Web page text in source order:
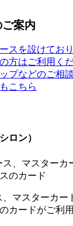
案内
スを設けており
方はご利用くだ
プなどのご相
こちら
ロン）
マスターカー
カードがご利